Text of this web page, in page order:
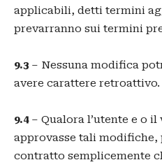
applicabili, detti termini
prevarranno sui termini
9.3 – Nessuna modifica
avere carattere retroattivo.
9.4– Qualora l’utente e o
approvasse tali modifiche,
contratto semplicemente